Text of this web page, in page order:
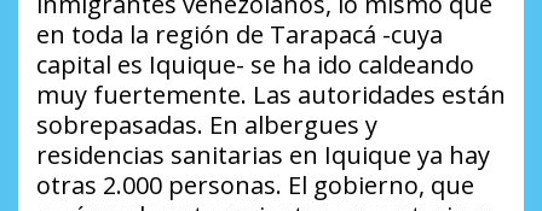
en toda la región de Tarapacá -cuya
capital es Iquique- se ha ido caldeando
muy fuertemente. Las autoridades están
sobrepasadas. En albergues y
residencias sanitarias en Iquique ya hay
otras 2.000 personas. El gobierno, que